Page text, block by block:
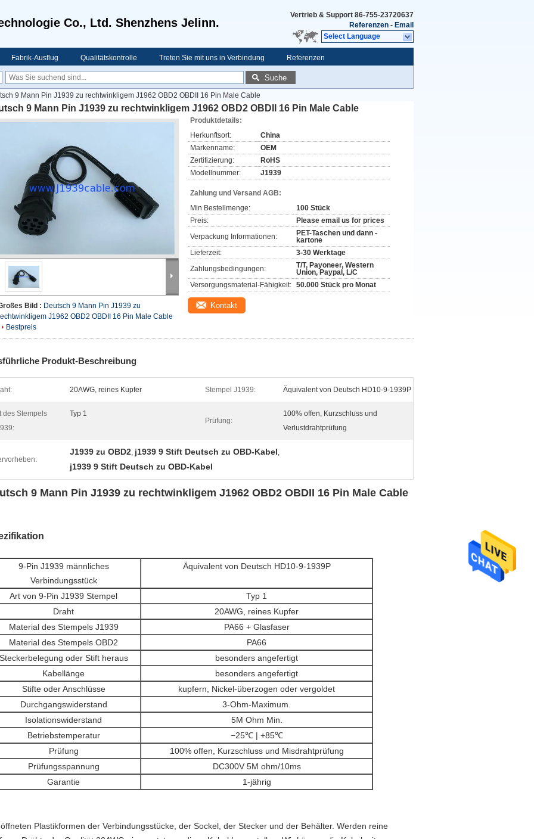
Co., Ltd. Shenzhens Jelinn.
Vertrieb & Support 86-755-23720637
Referenzen - Email
Select Language
Fabrik-Ausflug Qualitätskontrolle Treten Sie mit uns in Verbindung Referenzen
Suche
9 Mann Pin J1939 zu rechtwinkligem J1962 OBD2 OBDII 16 Pin Male Cable
9 Mann Pin J1939 zu rechtwinkligem J1962 OBD2 OBDII 16 Pin Male Cable
Bild : Deutsch 9 Mann Pin J1939 zu
J1962 OBD2 OBDII 16 Pin Male Cable
Bestpreis
Produktdetails:
Herkunftsort:
China
Markenname:
OEM
Zertifizierung:
RoHS
Modellnummer:
J1939
Zahlung und Versand AGB:
Min Bestellmenge:
100 Stück
Preis:
Please email us for prices
Verpackung Informationen:
PET-Taschen und dann -
kartone
Lieferzeit:
3-30 Werktage
Zahlungsbedingungen:
T/T, Payoneer, Western
Union, Paypal, L/C
Versorgungsmaterial-Fähigkeit: 50.000 Stück pro Monat
Kontakt
Produkt-Beschreibung
20AWG, reines Kupfer Stempel J1939: Äquivalent von Deutsch HD10-9-1939P
des Stempels
Typ 1
Prüfung:
100% offen, Kurzschluss und
Verlustdrahtprüfung
J1939 zu OBD2, j1939 9 Stift Deutsch zu OBD-Kabel,
j1939 9 Stift Deutsch zu OBD-Kabel
9 Mann Pin J1939 zu rechtwinkligem J1962 OBD2 OBDII 16 Pin Male Cable
9-Pin J1939 männliches
Verbindungsstück
Äquivalent von Deutsch HD10-9-1939P
Art von 9-Pin J1939 Stempel
Typ 1
Draht
20AWG, reines Kupfer
Material des Stempels J1939
PA66 + Glasfaser
Material des Stempels OBD2
PA66
oder Stift heraus
besonders angefertigt
Kabellänge
besonders angefertigt
Stifte oder Anschlüsse
kupfern, Nickel-überzogen oder vergoldet
Durchgangswiderstand
3-Ohm-Maximum.
Isolationswiderstand
5M Ohm Min.
Betriebstemperatur
−25℃ | +85℃
Prüfung
100% offen, Kurzschluss und Misdrahtprüfung
Prüfungsspannung
DC300V 5M ohm/10ms
Garantie
1-jährig
Plastikformen der Verbindungsstücke, der Sockel, der Stecker und der Behälter. Werden reine